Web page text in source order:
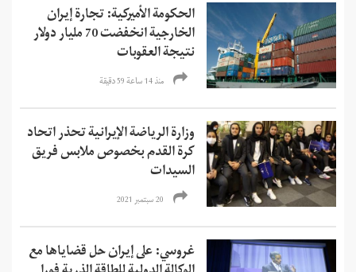
الحكومة الأميركية: تجارة إيران
الخارجية انخفضت 70 مليار دولار
نتيجة العقوبات
منذ 14 ساعة 59 دقیقة
وزارة الرياضة الإيرانية تحذر اتحاد
كرة القدم بخصوص ملابس فريق
السيدات
20 سبتمبر 2021
غروسي: على إيران حل قضاياها مع